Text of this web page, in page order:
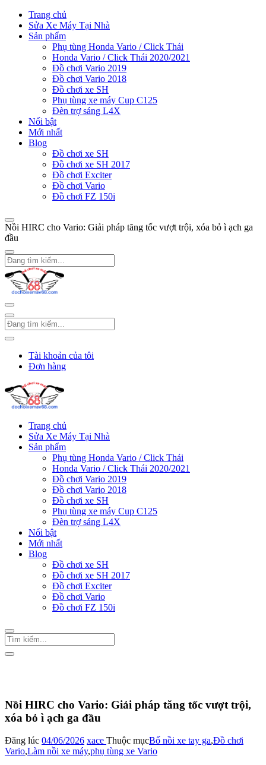
Trang chủ
Sửa Xe Máy Tại Nhà
Sản phẩm
Phụ tùng Honda Vario / Click Thái
Honda Vario / Click Thái 2020/2021
Đồ chơi Vario 2019
Đồ chơi Vario 2018
Đồ chơi xe SH
Phụ tùng xe máy Cup C125
Đèn trợ sáng L4X
Nổi bật
Mới nhất
Blog
Đồ chơi xe SH
Đồ chơi xe SH 2017
Đồ chơi Exciter
Đồ chơi Vario
Đồ chơi FZ 150i
Nồi HIRC cho Vario: Giải pháp tăng tốc vượt trội, xóa bỏ ì ạch ga
đầu
Tài khoản của tôi
Đơn hàng
Trang chủ
Sửa Xe Máy Tại Nhà
Sản phẩm
Phụ tùng Honda Vario / Click Thái
Honda Vario / Click Thái 2020/2021
Đồ chơi Vario 2019
Đồ chơi Vario 2018
Đồ chơi xe SH
Phụ tùng xe máy Cup C125
Đèn trợ sáng L4X
Nổi bật
Mới nhất
Blog
Đồ chơi xe SH
Đồ chơi xe SH 2017
Đồ chơi Exciter
Đồ chơi Vario
Đồ chơi FZ 150i
Nồi HIRC cho Vario: Giải pháp tăng tốc vượt trội,
xóa bỏ ì ạch ga đầu
Đăng lúc 04/06/2026 xace Thuộc mụcBố nồi xe tay ga,Đồ chơi
Vario,Làm nồi xe máy,phụ tùng xe Vario